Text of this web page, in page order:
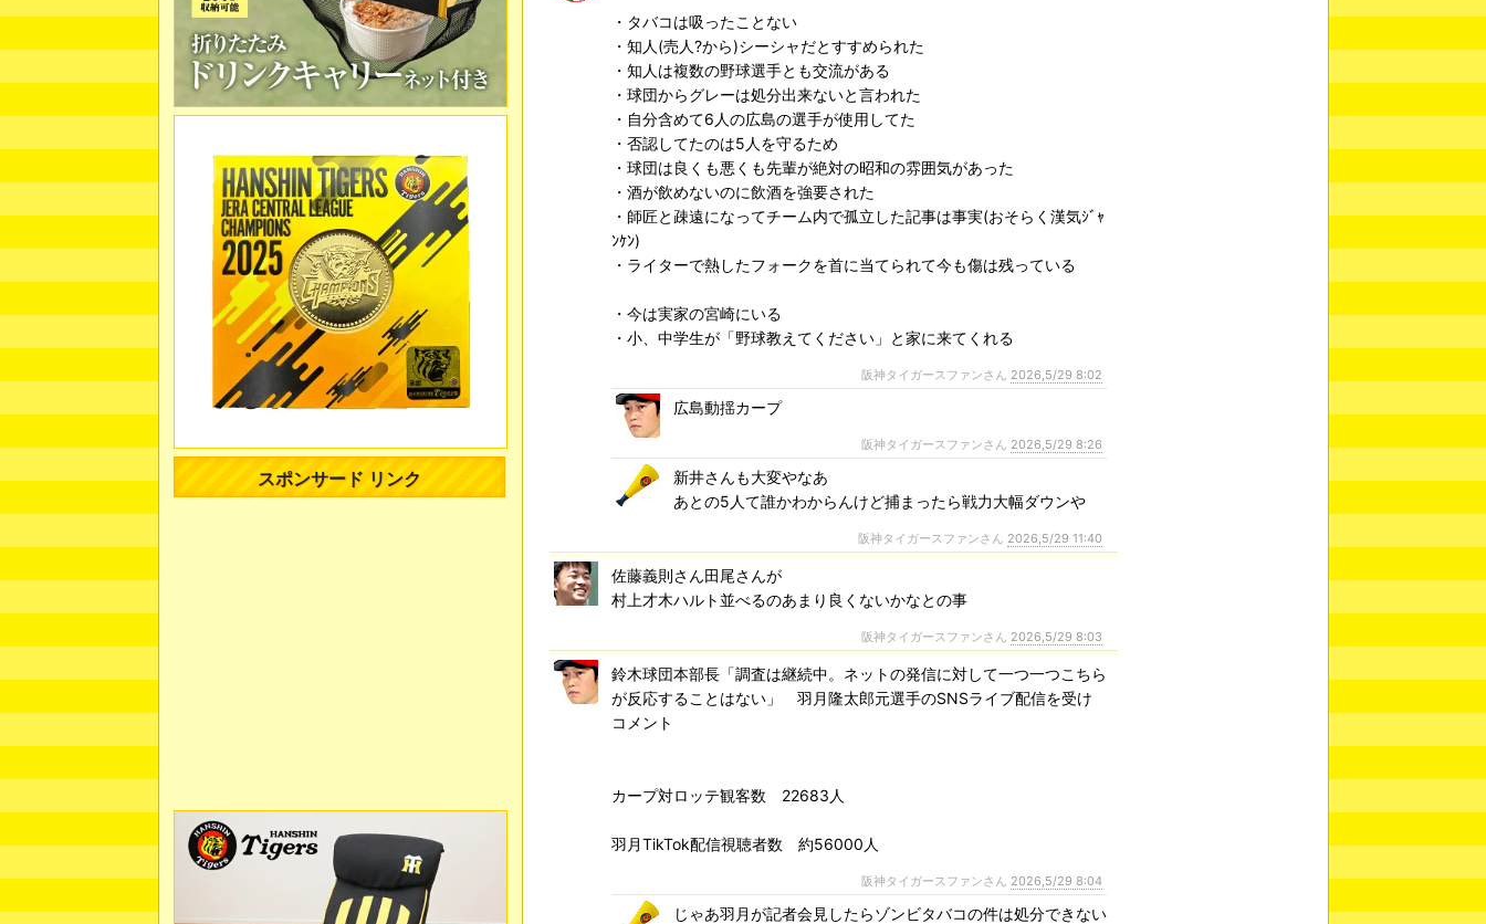
・タバコは吸ったことない
・知人(売人?から)シーシャだとすすめられた
・知人は複数の野球選手とも交流がある
・球団からグレーは処分出来ないと言われた
・自分含めて6人の広島の選手が使用してた
・否認してたのは5人を守るため
・球団は良くも悪くも先輩が絶対の昭和の雰囲気があった
・酒が飲めないのに飲酒を強要された
・師匠と疎遠になってチーム内で孤立した記事は事実(おそらく漢気ｼﾞｬ
ﾝｹﾝ)
・ライターで熱したフォークを首に当てられて今も傷は残っている
・今は実家の宮崎にいる
・小、中学生が「野球教えてください」と家に来てくれる
阪神タイガースファンさん 2026,5/29 8:02
広島動揺カープ
阪神タイガースファンさん 2026,5/29 8:26
新井さんも大変やなあ
あとの5人て誰かわからんけど捕まったら戦力大幅ダウンや
阪神タイガースファンさん 2026,5/29 11:40
佐藤義則さん田尾さんが
村上才木ハルト並べるのあまり良くないかなとの事
阪神タイガースファンさん 2026,5/29 8:03
鈴木球団本部長「調査は継続中。ネットの発信に対して一つ一つこちら
が反応することはない」 羽月隆太郎元選手のSNSライブ配信を受け
コメント
カープ対ロッテ観客数 22683人
羽月TikTok配信視聴者数 約56000人
阪神タイガースファンさん 2026,5/29 8:04
じゃあ羽月が記者会見したらゾンビタバコの件は処分できない
スポンサード リンク